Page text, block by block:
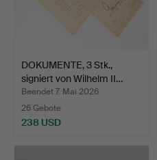
DOKUMENTE, 3 Stk.,
signiert von Wilhelm II…
Beendet 7. Mai 2026
26 Gebote
238 USD